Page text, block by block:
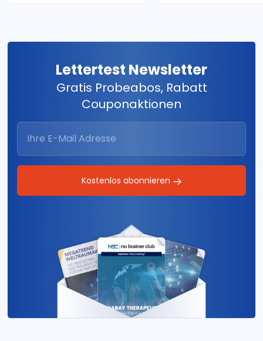
Lettertest Newsletter
Gratis Probeabos, Rabatt
Couponaktionen
Kostenlos abonnieren